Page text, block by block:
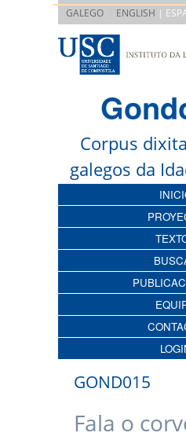
GALEGO ENGLISH |
Corpus
galegos da
GOND015
Fala o